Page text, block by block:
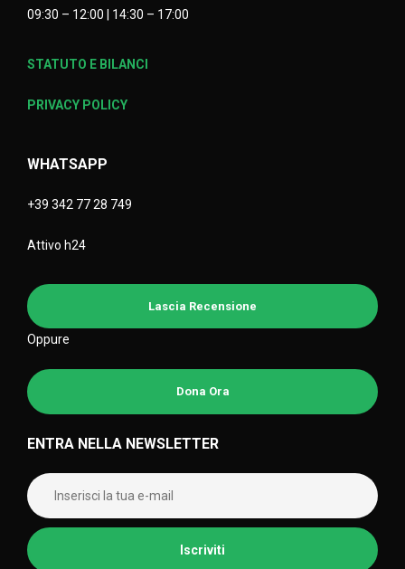
09:30 – 12:00 | 14:30 – 17:00
STATUTO E BILANCI
PRIVACY POLICY
WHATSAPP
+39 342 77 28 749
Attivo h24
Lascia Recensione
Oppure
Dona Ora
ENTRA NELLA NEWSLETTER